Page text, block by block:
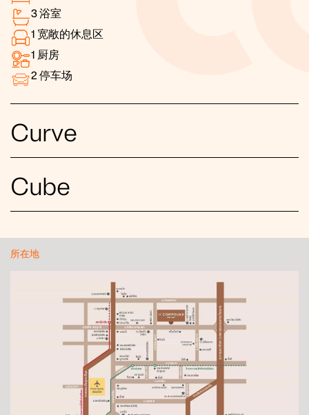
3浴室
1 宽敞的休息区
1 厨房
2停车场
Curve
Cube
所在地